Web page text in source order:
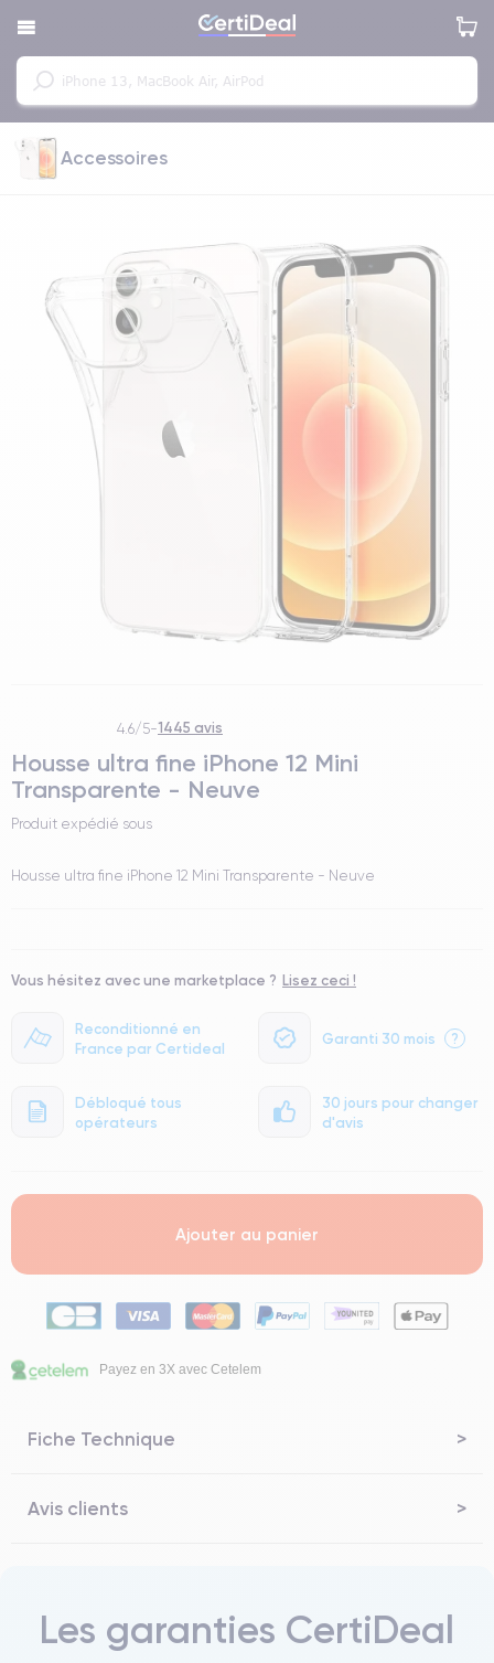
Accessoires
4.6/5-1445 avis
Housse ultra fine iPhone 12 Mini
Transparente - Neuve
Produit expédié sous
Housse ultra fine iPhone 12 Mini Transparente - Neuve
Reconditionné en
France par Certideal
Garanti 30 mois ?
Débloqué tous
opérateurs
30 jours pour changer
d'avis
Vous hésitez avec une marketplace ? Lisez ceci !
Ajouter au panier
Payez en 3X avec Cetelem
Fiche Technique
Avis clients
Les garanties CertiDeal